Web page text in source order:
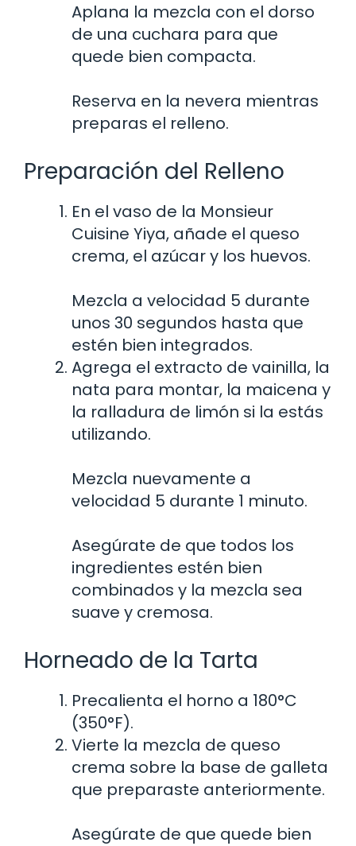
Aplana la mezcla con el dorso
de una cuchara para que
quede bien compacta.
Reserva en la nevera mientras
preparas el relleno.
Preparación del Relleno
En el vaso de la Monsieur
Cuisine Yiya, añade el queso
crema, el azúcar y los huevos.
Mezcla a velocidad 5 durante
unos 30 segundos hasta que
estén bien integrados.
Agrega el extracto de vainilla, la
nata para montar, la maicena y
la ralladura de limón si la estás
utilizando.
Mezcla nuevamente a
velocidad 5 durante 1 minuto.
Asegúrate de que todos los
ingredientes estén bien
combinados y la mezcla sea
suave y cremosa.
Horneado de la Tarta
Precalienta el horno a 180°C
(350°F).
Vierte la mezcla de queso
crema sobre la base de galleta
que preparaste anteriormente.
Asegúrate de que quede bien